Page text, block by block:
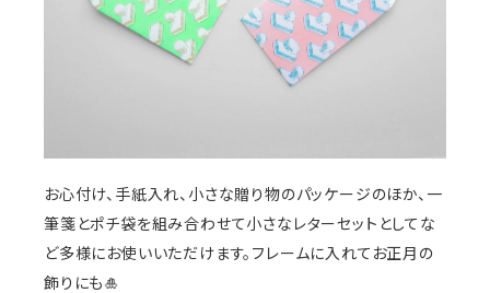
お心付け、手紙入れ、小さな贈り物のパッケージのほか、一
筆箋とポチ袋を組み合わせて小さなレターセットとしてな
ど多様にお使いいただけます。 フレームに入れてお正月の
飾りにも🎍